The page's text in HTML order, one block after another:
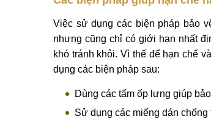
Thay kính lưng, nắp lưng
Oppo A72 được trang bị tính
lưng Oppo A72 việc phải tháo
bạn đừng quá lo lắng khi bạn
sửa
máy giúp bảo vệ kính lưng chống
Các biện pháp giúp hạn chế